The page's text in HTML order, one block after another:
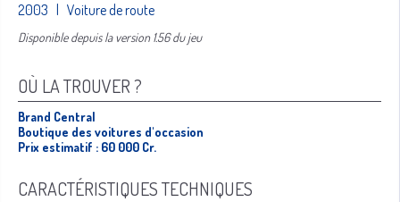
2003 | Voiture de route
Disponible depuis la version 1.56 du jeu
OÙ LA TROUVER ?
Brand Central
Boutique des voitures d'occasion
Prix estimatif : 60 000 Cr.
CARACTÉRISTIQUES TECHNIQUES